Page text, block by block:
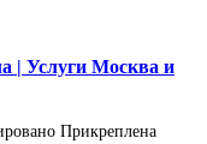
| Услуги Москва и
Прикреплена